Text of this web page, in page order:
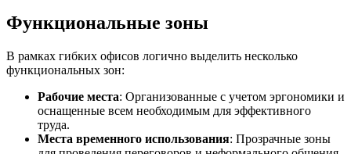
Функциональные зоны
В рамках гибких офисов логично выделить несколько
функциональных зон:
Рабочие места: Организованные с учетом эргономики и
оснащенные всем необходимым для эффективного
труда.
Места временного использования: Прозрачные зоны